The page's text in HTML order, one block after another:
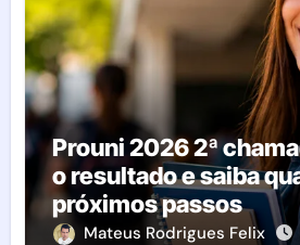
Prouni 2026 2ª
o resultado e saiba
próximos passos
Mateus Rodrigues Felix